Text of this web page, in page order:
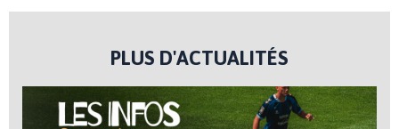
PLUS D'ACTUALITÉS